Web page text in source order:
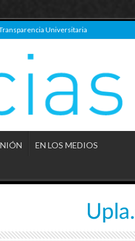
Universitaria
EN LOS MEDIOS